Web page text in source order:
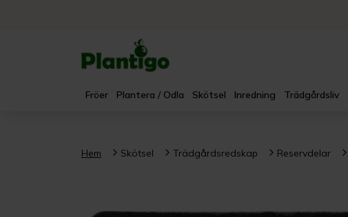
Fröer Plantera / Odla Skötsel Inredning Trädgårdsliv
Hem Skötsel Trädgårdsredskap Reservdelar